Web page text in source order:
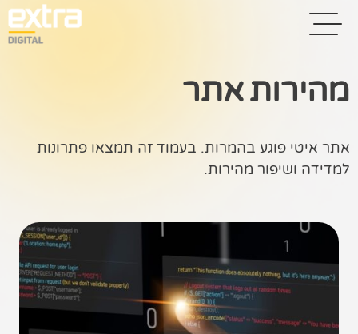
בניית אתרים
פרסום בגוגל
רשתות חברתיות
שיווק לאתרי
סחר
מהירות אתר
אתר איטי פוגע בהמרות. בעמוד זה תמצאו פתרונות
למדידה ושיפור מהירות.